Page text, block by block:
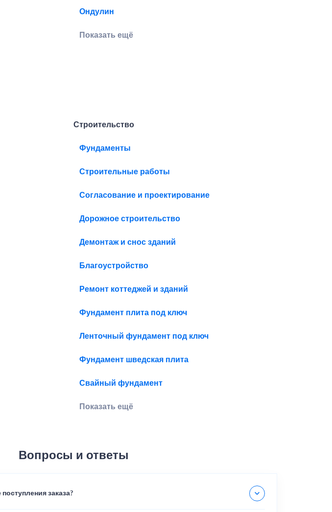
Ондулин
Показать ещё
Строительство
Фундаменты
Строительные работы
Согласование и проектирование
Дорожное строительство
Демонтаж и снос зданий
Благоустройство
Ремонт коттеджей и зданий
Фундамент плита под ключ
Ленточный фундамент под ключ
Фундамент шведская плита
Свайный фундамент
Показать ещё
Вопросы и ответы
заказа?